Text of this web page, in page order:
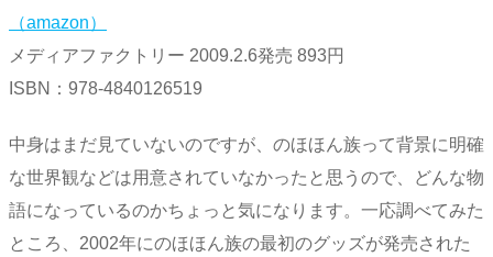
（amazon）
メディアファクトリー 2009.2.6発売 893円
ISBN：978-4840126519
中身はまだ見ていないのですが、のほほん族って背景に明確
な世界観などは用意されていなかったと思うので、どんな物
語になっているのかちょっと気になります。一応調べてみた
ところ、2002年にのほほん族の最初のグッズが発売された